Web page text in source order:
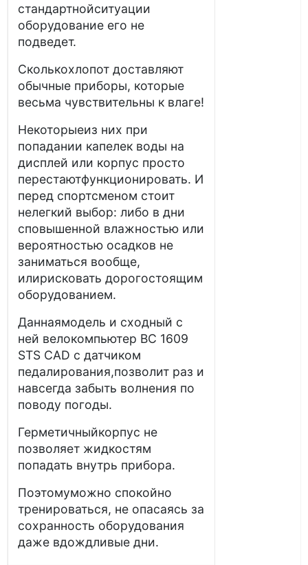
стандартнойситуации
оборудование его не
подведет.
Сколькохлопот доставляют
обычные приборы, которые
весьма чувствительны к влаге!
Некоторыеиз них при
попадании капелек воды на
дисплей или корпус просто
перестаютфункционировать. И
перед спортсменом стоит
нелегкий выбор: либо в дни
сповышенной влажностью или
вероятностью осадков не
заниматься вообще,
илирисковать дорогостоящим
оборудованием.
Даннаямодель и сходный с
ней велокомпьютер BC 1609
STS CAD с датчиком
педалирования,позволит раз и
навсегда забыть волнения по
поводу погоды.
Герметичныйкорпус не
позволяет жидкостям
попадать внутрь прибора.
Поэтомуможно спокойно
тренироваться, не опасаясь за
сохранность оборудования
даже вдождливые дни.